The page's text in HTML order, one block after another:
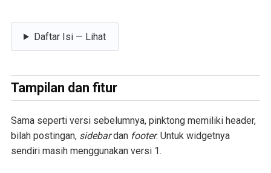
Daftar Isi — Lihat
Tampilan dan fitur
Sama seperti versi sebelumnya, pinktong memiliki header,
bilah postingan, sidebardan footer. Untuk widgetnya
sendiri masih menggunakan versi 1.